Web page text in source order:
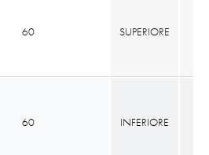
60
60
SUPERIORE
INFERIORE